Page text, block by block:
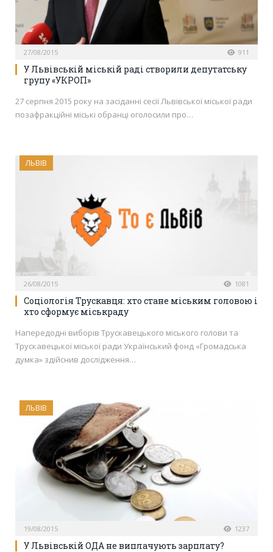
27/08/2015 911
У Львівській міській раді створили депутатську
групу «УКРОП»
27 серпня 2015 року на засіданні сесії Львівської міської ради
позафракційні міські обранці оголосили про…
ЛЬВІВ
26/08/2015 1081
Соціологія Трускавця: хто стане міським головою і
хто сформує міськраду
Напередодні виборів Трускавецького міського голови та
Трускавецької міської ради Український фонд «Громадська
думка» здійснив дослідження…
ЛЬВІВ
19/08/2015 1237
У Львівській ОДА не виплачують зарплату?